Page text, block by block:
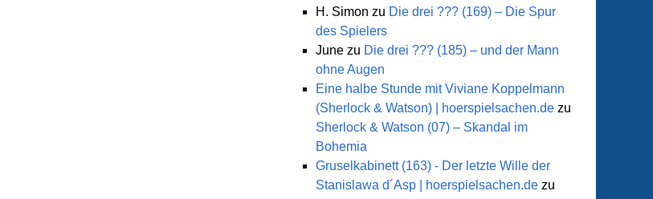
H. Simon zu Die drei ??? (169) – Die Spur
des Spielers
June zu Die drei ??? (185) – und der Mann
ohne Augen
Eine halbe Stunde mit Viviane Koppelmann
(Sherlock & Watson) | hoerspielsachen.de zu
Sherlock & Watson (07) – Skandal im
Bohemia
Gruselkabinett (163) - Der letzte Wille der
Stanislawa d´Asp | hoerspielsachen.de zu